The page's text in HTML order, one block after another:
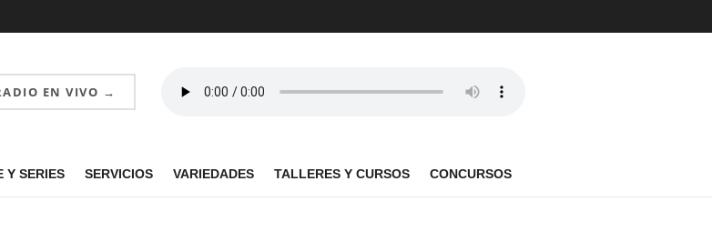
EN VIVO →
Y SERIES SERVICIOS VARIEDADES TALLERES Y CURSOS CONCURSOS